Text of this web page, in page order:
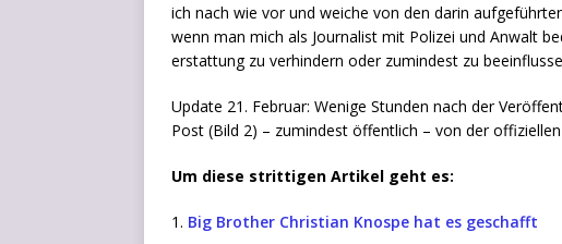
ich nach wie vor und wei­che von den dar­in
wenn man mich als Jour­na­list mit Poli­zei und Anwalt
erstat­tung zu ver­hin­dern oder zumin­dest zu
Update 21. Febru­ar: Weni­ge Stun­den nach der
Post (Bild 2) – zumin­dest öffent­lich – von der
Um die­se strit­ti­gen Arti­kel geht es:
1. Big Brot­her Chris­ti­an Knos­pe hat es geschafft